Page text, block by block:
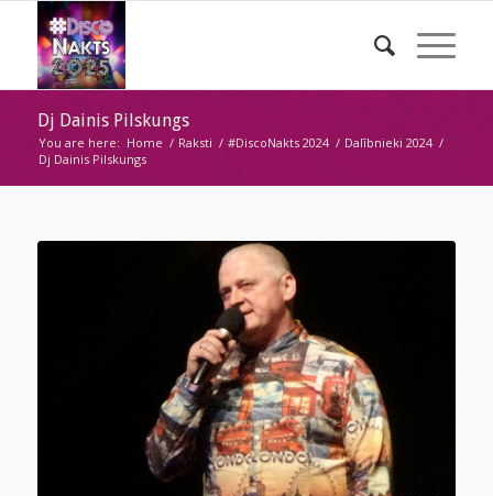
Dj Dainis Pilskungs
You are here: Home / Raksti / #DiscoNakts 2024 / Dalībnieki 2024 /
Dj Dainis Pilskungs